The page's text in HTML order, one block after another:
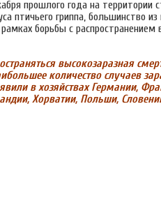
прошлого года на территории
птичьего гриппа, большинство
борьбы с
высокозаразная
количество случаев
в хозяйствах Германии,
Хорватии, Польши,